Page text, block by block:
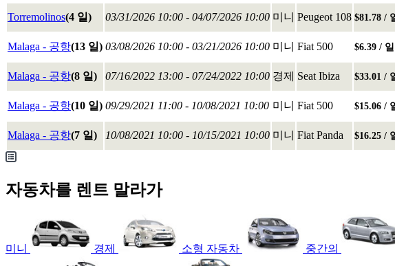
Torremolinos(4 일) 03/31/2026 10:00 - 04/07/2026 10:00 미니 Peugeot 108 $81.78 /
Malaga - 공항(13 일) 03/08/2026 10:00 - 03/21/2026 10:00 미니 Fiat 500 $6.39 / 일
Malaga - 공항(8 일) 07/16/2022 13:00 - 07/24/2022 10:00 경제 Seat Ibiza $33.01 /
Malaga - 공항(10 일) 09/29/2021 11:00 - 10/08/2021 10:00 미니 Fiat 500 $15.06 /
Malaga - 공항(7 일) 10/08/2021 10:00 - 10/15/2021 10:00 미니 Fiat Panda $16.25 /
자동차를 렌트 말라가
미니 경제 소형 자동차 중간의